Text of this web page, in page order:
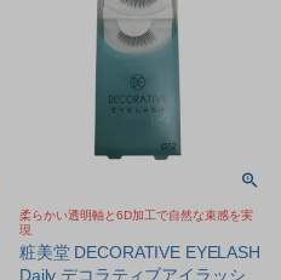
柔らかい透明軸と6D加工で自然な束感を実
現
粧美堂 DECORATIVE EYELASH
Daily デコラティブアイラッシ